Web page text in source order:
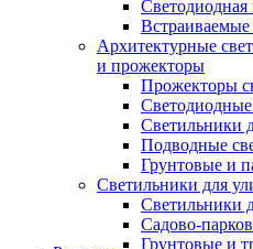
Светодиодная
Архитектурные
и прожекторы
Прожекторы
Светильники
Подводные
Грунтовые и
Светильники для
Светильники
Садово-
Грунтовые и